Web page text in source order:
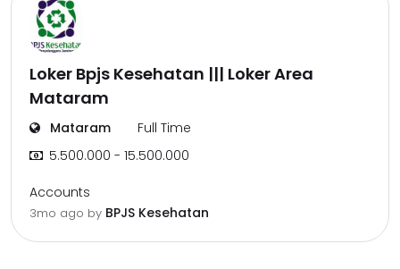
Loker Bpjs Kesehatan ||| Loker Area
Mataram
Mataram
Full Time
5.500.000 - 15.500.000
Accounts
3mo ago by BPJS Kesehatan